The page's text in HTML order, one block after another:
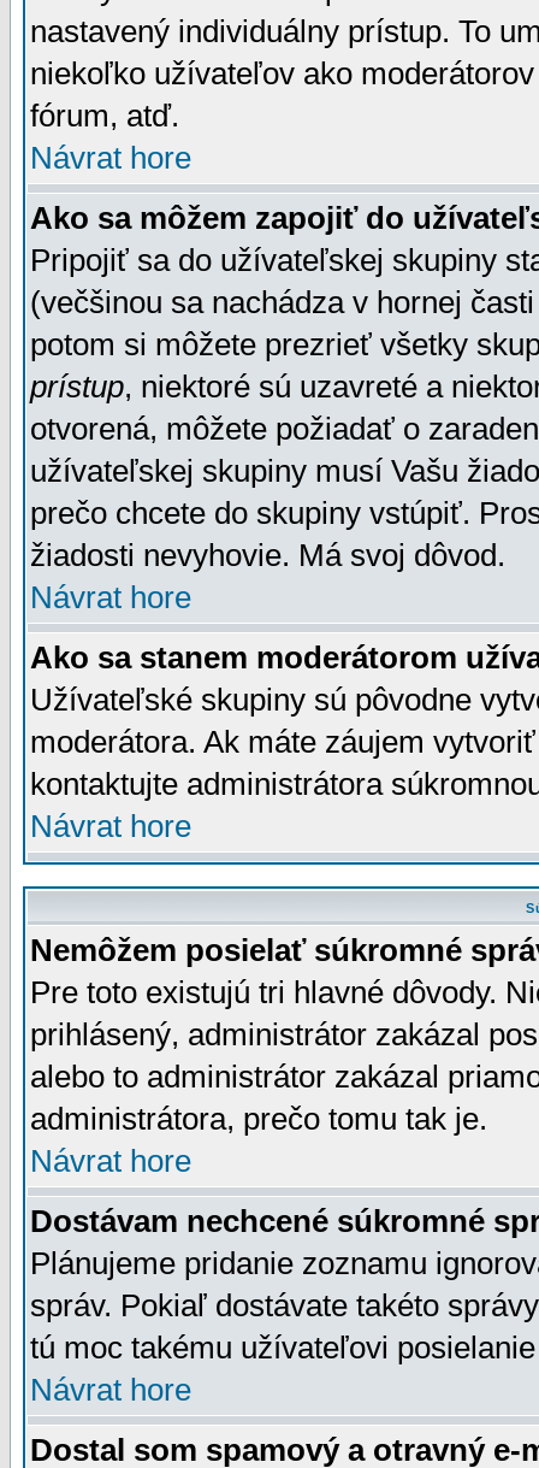
nastavený individuálny prístup. To
niekoľko užívateľov ako
fórum, atď.
Návrat hore
Ako sa môžem zapojiť do
Pripojiť sa do užívateľskej skupiny
(večšinou sa nachádza v hornej
potom si môžete prezrieť všetky
prístup, niektoré sú uzavreté a
otvorená, môžete požiadať o
užívateľskej skupiny musí Vašu
prečo chcete do skupiny vstúpiť.
žiadosti nevyhovie. Má svoj dôvod.
Návrat hore
Ako sa stanem moderátorom
Užívateľské skupiny sú pôvodne
moderátora. Ak máte záujem
kontaktujte administrátora
Návrat hore
Nemôžem posielať súkromné
Pre toto existujú tri hlavné dôvody.
prihlásený, administrátor zakázal
alebo to administrátor zakázal
administrátora, prečo tomu tak je.
Návrat hore
Dostávam nechcené súkromné
Plánujeme pridanie zoznamu
správ. Pokiaľ dostávate takéto
tú moc takému užívateľovi
Návrat hore
Dostal som spamový a otravný e-